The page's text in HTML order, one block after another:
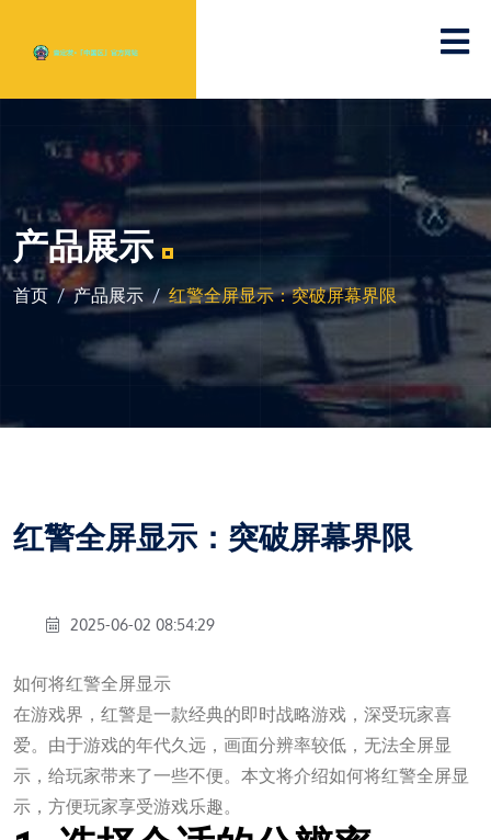
产品展示
首页 产品展示 红警全屏显示：突破屏幕界限
红警全屏显示：突破屏幕界限
2025-06-02 08:54:29
如何将红警全屏显示
在游戏界，红警是一款经典的即时战略游戏，深受玩家喜
爱。由于游戏的年代久远，画面分辨率较低，无法全屏显
示，给玩家带来了一些不便。本文将介绍如何将红警全屏显
示，方便玩家享受游戏乐趣。